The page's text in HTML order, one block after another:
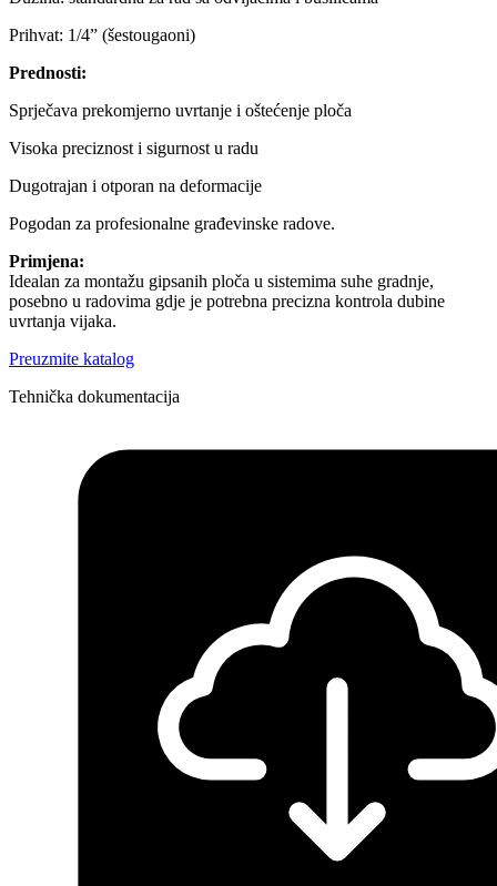
Prihvat: 1/4” (šestougaoni)
Prednosti:
Sprječava prekomjerno uvrtanje i oštećenje ploča
Visoka preciznost i sigurnost u radu
Dugotrajan i otporan na deformacije
Pogodan za profesionalne građevinske radove.
Primjena:
Idealan za montažu gipsanih ploča u sistemima suhe gradnje,
posebno u radovima gdje je potrebna precizna kontrola dubine
uvrtanja vijaka.
Preuzmite katalog
Tehnička dokumentacija